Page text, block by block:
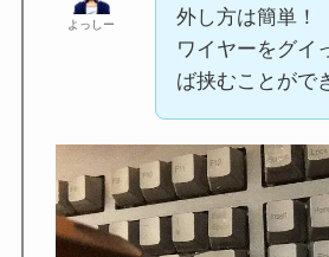
よっしー
外し方は簡単！
ワイヤーをグイ
ば挟むことがで